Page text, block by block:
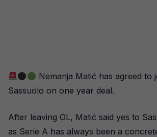
Nemanja Matić has agreed to
Sassuolo on one year deal.
After leaving OL, Matić said yes to
as Serie A has always been a